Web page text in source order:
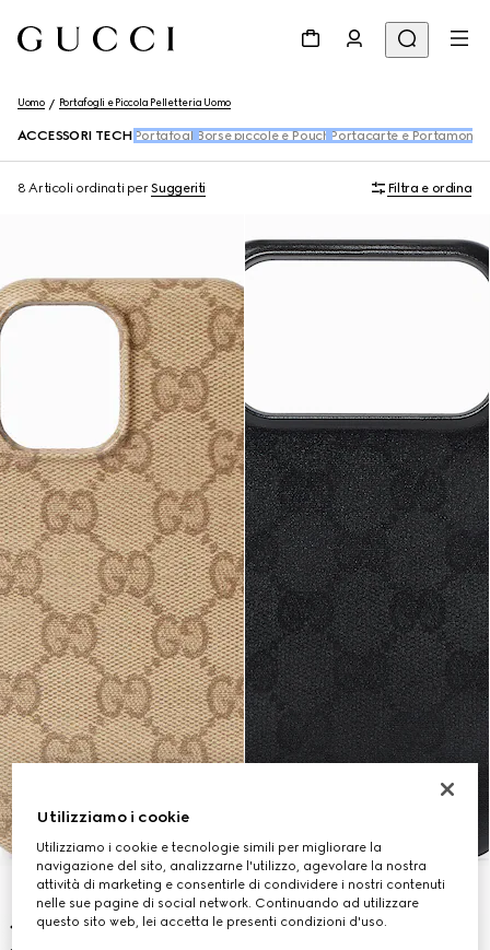
Uomo Portafogli e Piccola Pelletteria Uomo
ACCESSORI TECH Portafogli Borse piccole e Pouch Portacarte e
8 Articoli ordinati perSuggeriti Filtra e ordina
Utilizziamo i cookie
Utilizziamo i cookie e tecnologie simili per migliorare la
navigazione del sito, analizzarne l'utilizzo, agevolare la nostra
attività di marketing e consentirle di condividere i nostri contenuti
nelle sue pagine di social network. Continuando ad utilizzare
questo sito web, lei accetta le presenti condizioni d'uso.